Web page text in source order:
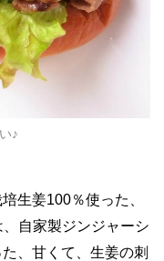
♪
生姜100％使った、
、自家製ジンジャーシ
、甘くて、生姜の刺